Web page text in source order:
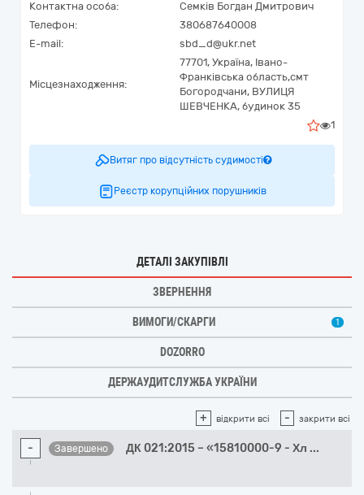
Контактна особа:
Семків Богдан Дмитрович
Телефон:
380687640008
E-mail:
sbd_d@ukr.net
Місцезнаходження:
77701, Україна, Івано-
Франківська область,смт
Богородчани, ВУЛИЦЯ
ШЕВЧЕНКА, будинок 35
1
Витяг про відсутність судимості
Реєстр корупційних порушників
ДЕТАЛІ ЗАКУПІВЛІ
ЗВЕРНЕННЯ
ВИМОГИ/СКАРГИ 1
DOZORRO
ДЕРЖАУДИТСЛУЖБА УКРАЇНИ
+ відкрити всі - закрити всі
- Завершено ДК 021:2015 – «15810000-9 - Хл ...